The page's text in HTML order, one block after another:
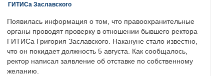
ГИТИСа Заславского
Появилась информация о том, что правоохранительные
органы проводят проверку в отношении бывшего ректора
ГИТИСа Григория Заславского. Накануне стало известно,
что он покидает должность 5 августа. Как сообщалось,
ректор написал заявление об отставке по собственному
желанию.